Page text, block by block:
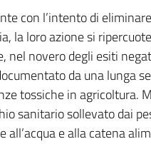
con l’intento di
la loro azione si
novero degli esiti
da una lunga
tossiche in
sanitario sollevato dai
all’acqua e alla catena